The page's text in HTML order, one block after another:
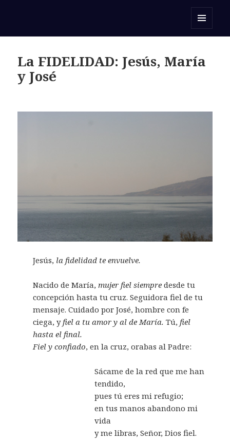
La FIDELIDAD: Jesús, María
y José
Jesús, la fidelidad te envuelve.
Nacido de María, mujer fiel siempredesde tu
concepción hasta tu cruz. Seguidora fiel de tu
mensaje. Cuidado por José, hombre con fe
ciega, y fiel a tu amor y al de María.Tú, fiel
hasta el final.
Fiel y confiado, en la cruz, orabas al Padre:
Sácame de la red que me han
tendido,
pues tú eres mi refugio;
en tus manos abandono mi
vida
y me libras, Señor, Dios fiel.